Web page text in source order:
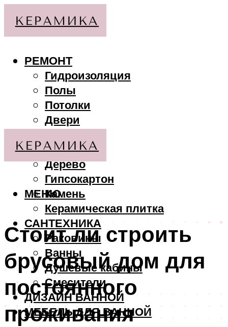
РЕМОНТ
Гидроизоляция
Полы
Потолки
Двери
МАТЕРИАЛЫ
Дерево
Гипсокартон
Камень
Керамическая плитка
САНТЕХНИКА
Раковины
Ванны
Душевые кабины
Смесители
ДИЗАЙН ВАННОЙ
МЕБЕЛЬ ДЛЯ ВАННОЙ
МЕНЮ
Стоит ли строить
брусовый дом для
постоянного
проживания